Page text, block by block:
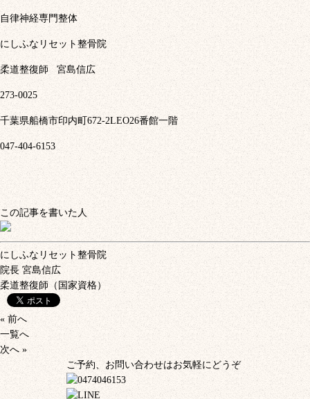
自律神経専門整体
にしふなリセット整骨院
柔道整復師 宮島信広
273-0025
千葉県船橋市印内町672-2LEO26番館一階
047-404-6153
この記事を書いた人
にしふなリセット整骨院
院長 宮島信広
柔道整復師（国家資格）
« 前へ
一覧へ
次へ »
ご予約、お問い合わせはお気軽にどうぞ